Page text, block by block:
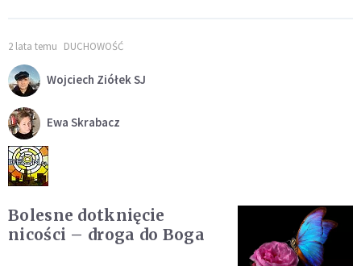
2 lata temu DUCHOWOŚĆ
Wojciech Ziółek SJ
Ewa Skrabacz
Bolesne dotknięcie
nicości – droga do Boga